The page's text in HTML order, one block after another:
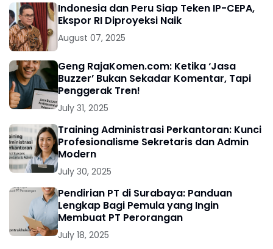
Indonesia dan Peru Siap Teken IP-CEPA,
Ekspor RI Diproyeksi Naik
August 07, 2025
Geng RajaKomen.com: Ketika ‘Jasa
Buzzer’ Bukan Sekadar Komentar, Tapi
Penggerak Tren!
July 31, 2025
Training Administrasi Perkantoran: Kunci
Profesionalisme Sekretaris dan Admin
Modern
July 30, 2025
Pendirian PT di Surabaya: Panduan
Lengkap Bagi Pemula yang Ingin
Membuat PT Perorangan
July 18, 2025